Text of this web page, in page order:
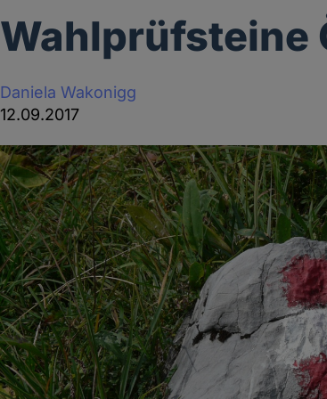
Wahlprüfsteine
Daniela Wakonigg
12.09.2017